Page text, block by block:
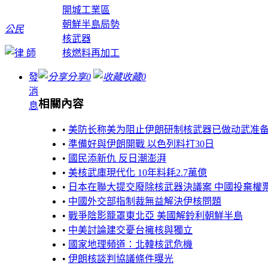
公民
發
消
息
開城工業區
朝鮮半島局勢
核武器
核燃料再加工
分享0 收藏0
相關內容
• 美防长称美为阻止伊朗研制核武器已做动武准
• 準備好與伊朗開戰 以色列料打30日
• 國民添新仇 反日潮澎湃
• 美核武庫現代化 10年料耗2.7萬億
• 日本在聯大提交廢除核武器決議案 中國投棄權
• 中國外交部指制裁無益解決伊核問題
• 戰爭陰影籠罩東北亞 美國解鈴利朝鮮半島
• 中美討論建交憂台擁核與獨立
• 國家地理頻道：北韓核武危機
• 伊朗核談判協議條件曝光